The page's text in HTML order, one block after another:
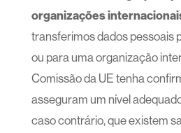
organizações
transferimos dados pessoais
ou para uma organização
Comissão da UE tenha
asseguram um nível
caso contrário, que existem